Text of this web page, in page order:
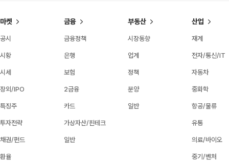
마켓
공시
시황
시세
장외/IPO
특징주
투자전략
채권/펀드
환율
금융
금융정책
은행
보험
2금융
카드
가상자산/핀테크
일반
부동산
시장동향
업계
정책
분양
일반
산업
재계
전자/통신/IT
자동차
중화학
항공/물류
유통
의료/바이오
중기/벤처